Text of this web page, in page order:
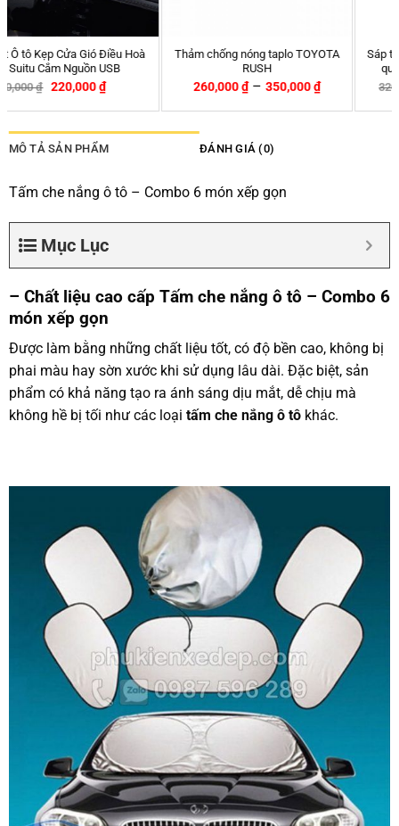
Thảm chống nóng taplo TOYOTA
RUSH
260,000₫ –
Sáp thơm ô tô Areon hương táo –
quế Ken Apple – Cinnamon
320,000₫ 270,000
MÔ TẢ SẢN PHẨM ĐÁNH GIÁ (0)
Tấm che nắng ô tô – Combo 6 món xếp gọn
Mục Lục
– Chất liệu cao cấp Tấm che nắng ô tô – Combo 6
món xếp gọn
Được làm bằng những chất liệu tốt, có độ bền cao, không bị
phai màu hay sờn xước khi sử dụng lâu dài. Đặc biệt, sản
phẩm có khả năng tạo ra ánh sáng dịu mắt, dễ chịu mà
không hề bị tối như các loại tấm che nắng ô tôkhác.